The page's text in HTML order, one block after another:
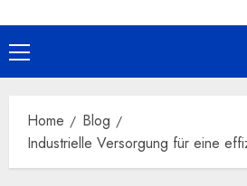
Primary
Menu
Home
Blog
Industrielle Versorgung für eine